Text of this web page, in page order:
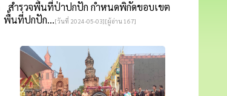
สำรวจพื้นที่ป่าปกปัก กำหนดพิกัดขอบเขต
พื้นที่ปกปัก...[วันที่ 2024-05-03][ผู้อ่าน 167]